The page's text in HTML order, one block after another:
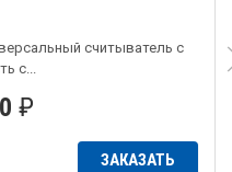
считыватель с
с...
₽
ЗАКАЗАТЬ